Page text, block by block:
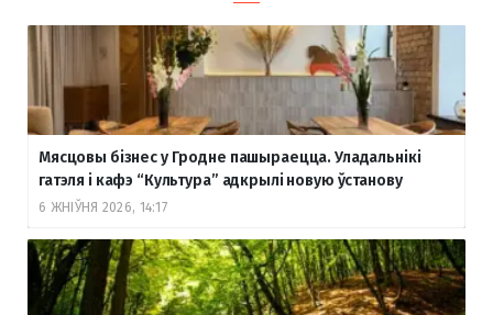
Мясцовы бізнес у Гродне пашыраецца. Уладальнікі
гатэля і кафэ “Культура” адкрылі новую ўстанову
6 ЖНІЎНЯ 2026, 14:17